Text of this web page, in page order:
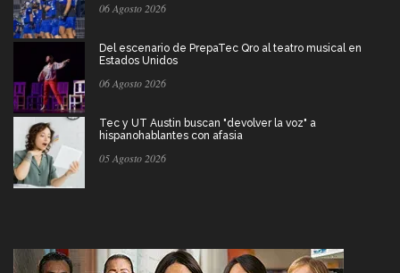
06 Agosto 2026
Del escenario de PrepaTec Qro al teatro musical en
Estados Unidos
06 Agosto 2026
Tec y UT Austin buscan "devolver la voz" a
hispanohablantes con afasia
05 Agosto 2026